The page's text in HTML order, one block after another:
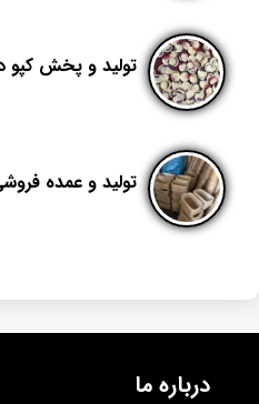
تولید و پخش کپو
درباره ما